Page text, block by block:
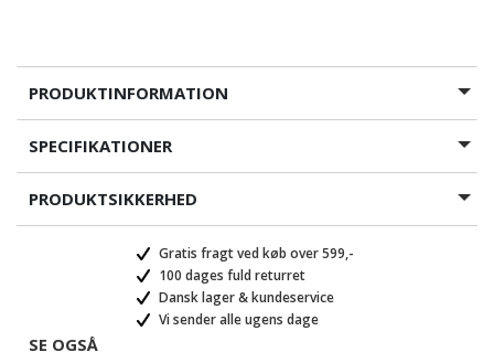
PRODUKTINFORMATION
SPECIFIKATIONER
PRODUKTSIKKERHED
Gratis fragt ved køb over 599,-
100 dages fuld returret
Dansk lager & kundeservice
Vi sender alle ugens dage
SE OGSÅ